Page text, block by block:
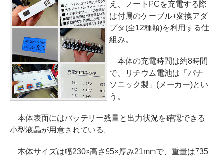
え、ノートPCを充電する際
は付属のケーブル+変換アダ
プタ(全12種類)を利用する仕
組み。
本体の充電時間は約8時間
で、リチウム電池は「パナ
ソニック製」(メーカー)とい
う。
本体表面にはバッテリー残量と出力状況を確認できる
小型液晶が用意されている。
本体サイズは幅230×高さ95×厚み21mmで、重量は735